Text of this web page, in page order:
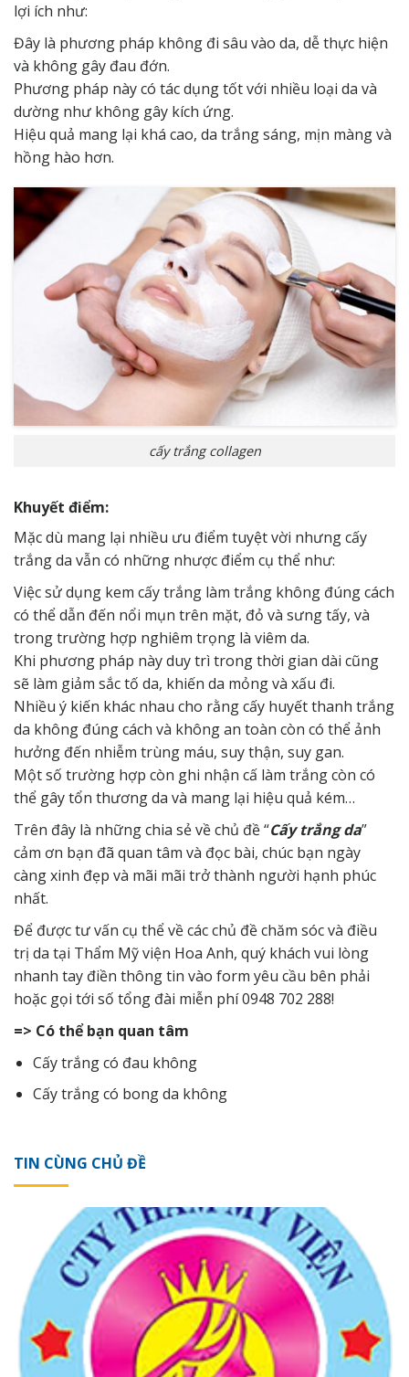
lợi ích như:
Đây là phương pháp không đi sâu vào da, dễ thực hiện
và không gây đau đớn.
Phương pháp này có tác dụng tốt với nhiều loại da và
dường như không gây kích ứng.
Hiệu quả mang lại khá cao, da trắng sáng, mịn màng và
hồng hào hơn.
cấy trắng collagen
Khuyết điểm:
Mặc dù mang lại nhiều ưu điểm tuyệt vời nhưng cấy
trắng da vẫn có những nhược điểm cụ thể như:
Việc sử dụng kem cấy trắng làm trắng không đúng cách
có thể dẫn đến nổi mụn trên mặt, đỏ và sưng tấy, và
trong trường hợp nghiêm trọng là viêm da.
Khi phương pháp này duy trì trong thời gian dài cũng
sẽ làm giảm sắc tố da, khiến da mỏng và xấu đi.
Nhiều ý kiến ​​khác nhau cho rằng cấy huyết thanh trắng
da không đúng cách và không an toàn còn có thể ảnh
hưởng đến nhiễm trùng máu, suy thận, suy gan.
Một số trường hợp còn ghi nhận cấ làm trắng còn có
thể gây tổn thương da và mang lại hiệu quả kém…
Trên đây là những chia sẻ về chủ đề “Cấy trắng da”
cảm ơn bạn đã quan tâm và đọc bài, chúc bạn ngày
càng xinh đẹp và mãi mãi trở thành người hạnh phúc
nhất.
Để được tư vấn cụ thể về các chủ đề chăm sóc và điều
trị da tại Thẩm Mỹviện Hoa Anh, quý khách vui lòng
nhanh tay điền thông tin vào form yêu cầu bên phải
hoặc gọi tới số tổng đài miễn phí 0948 702 288!
=> Có thể bạn quan tâm
Cấy trắng có đau không
Cấy trắng có bong da không
TIN CÙNG CHỦ ĐỀ